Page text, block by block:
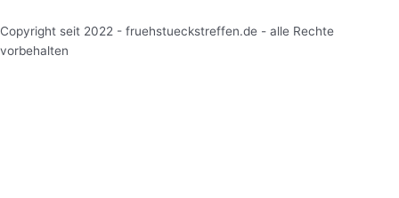
Copyright seit 2022 - fruehstueckstreffen.de - alle Rechte
vorbehalten